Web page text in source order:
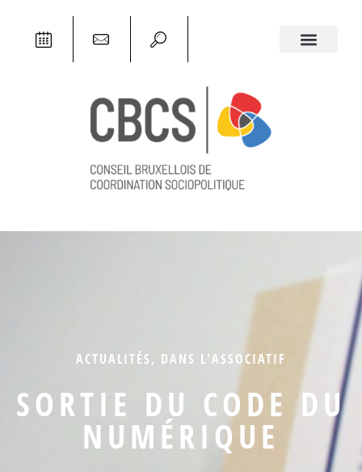
ACTUALITÉS, DANS L'ASSOCIATIF
SORTIE DU CODE DU
NUMÉRIQUE